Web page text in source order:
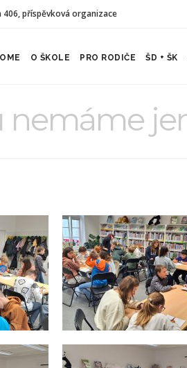
406, příspěvková organizace
O ŠKOLE PRO RODIČE ŠD + ŠK
nemáme